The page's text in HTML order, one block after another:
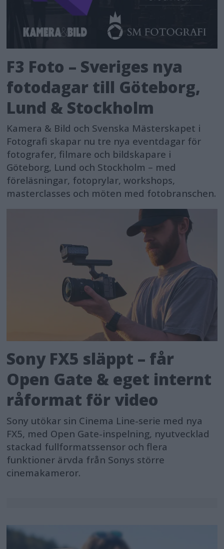
F3 Foto – Sveriges nya
fotodagar till Göteborg,
Lund & Stockholm
Kamera & Bild och Svenska Mästerskapet i
Fotografi skapar nu tre nya eventdagar för
fotografer, filmare och bildskapare i
Göteborg, Lund och Stockholm – med
föreläsningar, fotoprylar, workshops,
masterclasses och möten med fotobranschen.
Sony FX5 släppt – får
Open Gate & eget internt
råformat för video
Sony utökar sin Cinema Line-serie med nya
FX5, med Open Gate-inspelning, nyutvecklad
stackad fullformatssensor och flera
funktioner ärvda från Sonys större
cinemakameror.